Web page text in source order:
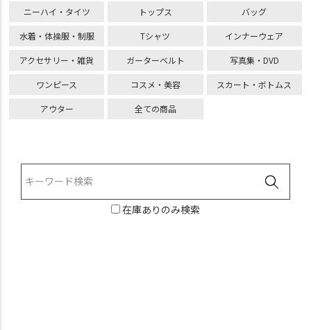
ニーハイ・タイツ トップス バッグ
水着・体操服・制服 Tシャツ インナーウェア
アクセサリー・雑貨 ガーターベルト 写真集・DVD
ワンピース コスメ・美容 スカート・ボトムス
アウター 全ての商品
在庫ありのみ検索